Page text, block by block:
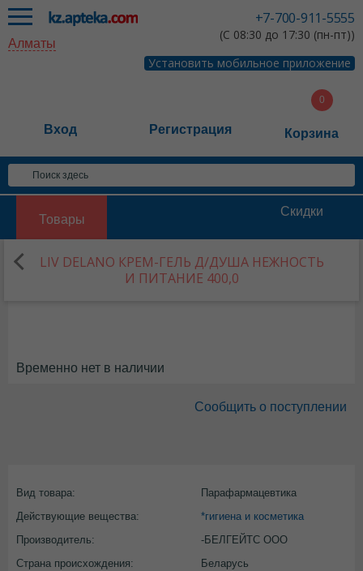
+7-700-911-5555
(С 08:30 до 17:30 (пн-пт))
Установить мобильное приложение
Алматы
Вход Регистрация Корзина
Товары
Скидки
LIV DELANO КРЕМ-ГЕЛЬ Д/ДУША НЕЖНОСТЬ
И ПИТАНИЕ 400,0
Временно нет в наличии
Сообщить о поступлении
Вид товара:
Парафармацевтика
Действующие вещества:
*гигиена и косметика
Производитель:
-БЕЛГЕЙТС ООО
Страна происхождения:
Беларусь